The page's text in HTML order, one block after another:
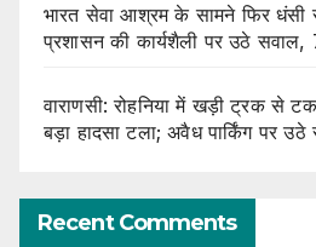
भारत सेवा आश्रम के सामने फिर
प्रशासन की कार्यशैली पर उठे सवाल,
वाराणसी: रोहनिया में खड़ी ट्रक से
बड़ा हादसा टला; अवैध पार्किंग पर उठे
Recent Comments